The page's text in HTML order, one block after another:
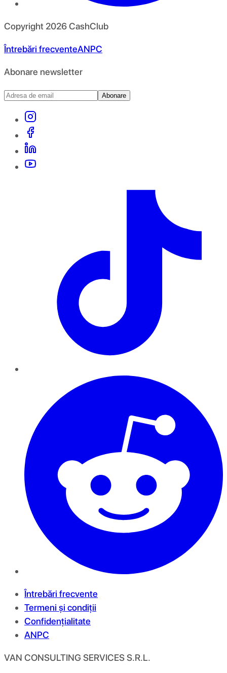
Copyright 2026CashClub
Întrebări frecventeANPC
Abonare newsletter
Abonare
Întrebări frecvente
Termeni și condiții
Confidențialitate
ANPC
VAN CONSULTING SERVICES S.R.L.